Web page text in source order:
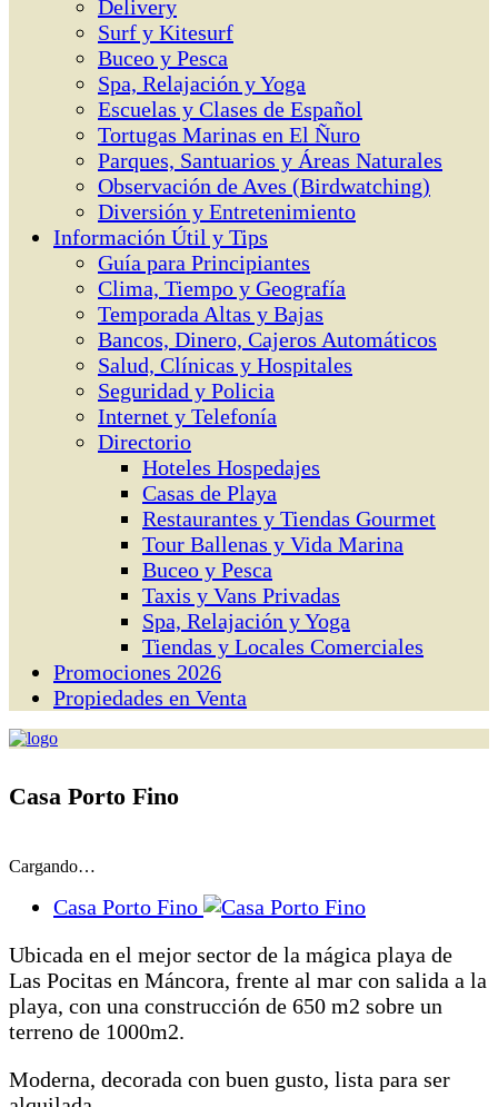
Delivery
Surf y Kitesurf
Buceo y Pesca
Spa, Relajación y Yoga
Escuelas y Clases de Español
Tortugas Marinas en El Ñuro
Parques, Santuarios y Áreas Naturales
Observación de Aves (Birdwatching)
Diversión y Entretenimiento
Información Útil y Tips
Guía para Principiantes
Clima, Tiempo y Geografía
Temporada Altas y Bajas
Bancos, Dinero, Cajeros Automáticos
Salud, Clínicas y Hospitales
Seguridad y Policia
Internet y Telefonía
Directorio
Hoteles Hospedajes
Casas de Playa
Restaurantes y Tiendas Gourmet
Tour Ballenas y Vida Marina
Buceo y Pesca
Taxis y Vans Privadas
Spa, Relajación y Yoga
Tiendas y Locales Comerciales
Promociones 2026
Propiedades en Venta
Casa Porto Fino
Cargando…
Casa Porto Fino
Ubicada en el mejor sector de la mágica playa de
Las Pocitas en Máncora, frente al mar con salida a la
playa, con una construcción de 650 m2 sobre un
terreno de 1000m2.
Moderna, decorada con buen gusto, lista para ser